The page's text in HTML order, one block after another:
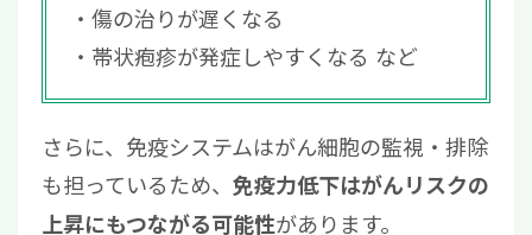
傷の治りが遅くなる
帯状疱疹が発症しやすくなる など
さらに、免疫システムはがん細胞の監視・排除
も担っているため、 免疫力低下はがんリスクの
上昇にもつながる可能性があります。